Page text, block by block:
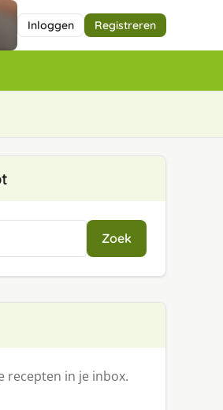
Inloggen Registreren
Zoek
recepten in je inbox.